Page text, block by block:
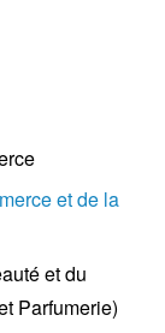
et de la
et du
Parfumerie)